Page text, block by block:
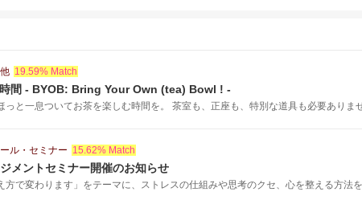
19.59% Match
間 - BYOB: Bring Your Own (tea) Bowl ! -
っと一息ついてお茶を楽しむ時間を。 茶室も、正座も、特別な道具も必要ありま
ル・セミナー 15.62% Match
メントセミナー開催のお知らせ
方で変わります」をテーマに、ストレスの仕組みや思考のクセ、心を整える方法